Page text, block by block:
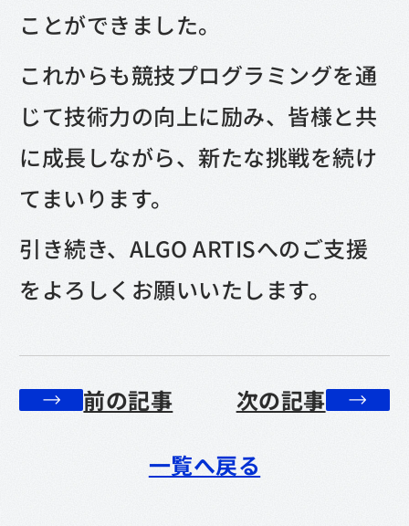
ことができました。
これからも競技プログラミングを通
じて技術力の向上に励み、皆様と共
に成長しながら、新たな挑戦を続け
てまいります。
引き続き、ALGO ARTISへのご支援
をよろしくお願いいたします。
前の記事 次の記事
一覧へ戻る